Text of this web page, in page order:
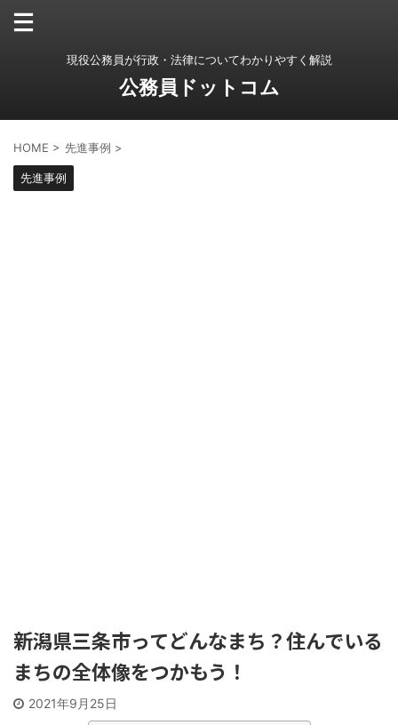
現役公務員が行政・法律についてわかりやすく解説
公務員ドットコム
HOME > 先進事例 >
先進事例
新潟県三条市ってどんなまち？住んでいる
まちの全体像をつかもう！
2021年9月25日